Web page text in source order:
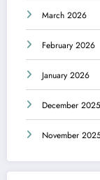
March 2026
February 2026
January 2026
December 2025
November